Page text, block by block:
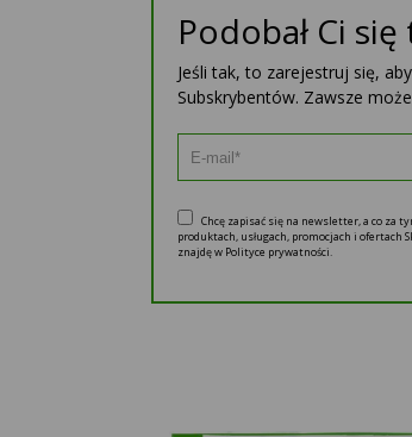
Podobał Ci
Jeśli tak, to zarejestruj się,
Subskrybentów. Zawsze
Chcę zapisać się na newsletter, a co za
produktach, usługach, promocjach i ofertach
znajdę w Polityce prywatności.